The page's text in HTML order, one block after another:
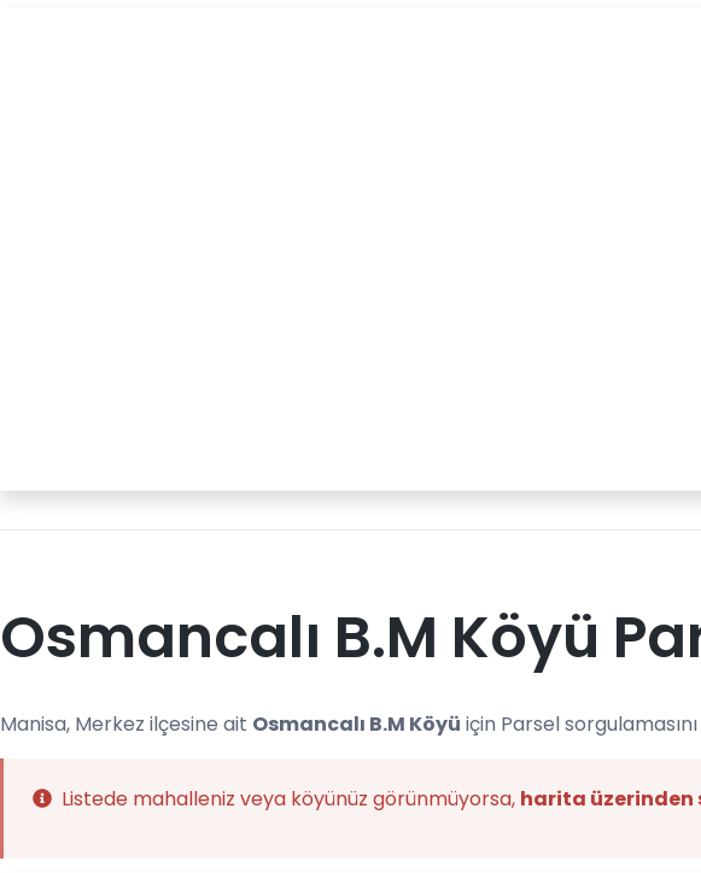
Osmancalı B.M Köyü
Manisa, Merkez ilçesine ait Osmancalı B.M Köyü için Parsel
Listede mahalleniz veya köyünüz görünmüyorsa, harita üzerinden